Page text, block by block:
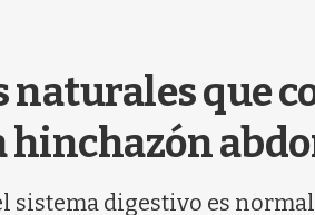
que
hinchazón
sistema digestivo es